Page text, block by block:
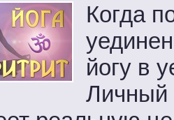
Когда
йогу в
Личный